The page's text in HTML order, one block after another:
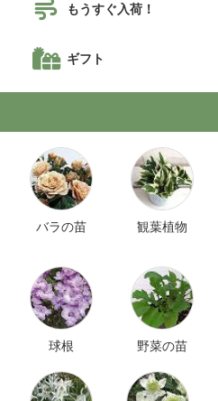
もうすぐ入荷！
ギフト
バラの苗 観葉植物
球根 野菜の苗